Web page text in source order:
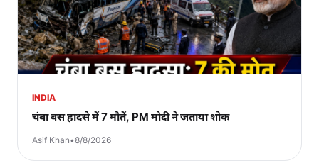
INDIA
चंबा बस हादसे में 7 मौतें, PM मोदी ने जताया शोक
Asif Khan•8/8/2026